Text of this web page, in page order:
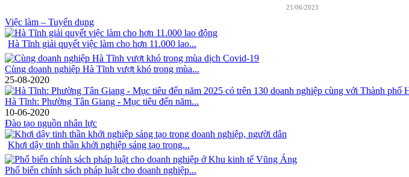
21/06/2023
Việc làm – Tuyển dụng
Hà Tĩnh giải quyết việc làm cho hơn 11.000 lao...
Cùng doanh nghiệp Hà Tĩnh vượt khó trong mùa...
25-08-2020
Hà Tĩnh: Phường Tân Giang - Mục tiêu đến năm...
10-06-2020
Đào tạo nguồn nhân lực
Khơi dậy tinh thần khởi nghiệp sáng tạo trong...
Phổ biến chính sách pháp luật cho doanh nghiệp...